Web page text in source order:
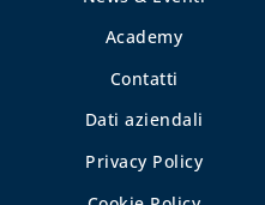
LEGHE
POMPE
MASSETTI
SIGILLANTI E
ACCESSORI
Academy
Contatti
Dati aziendali
Privacy Policy